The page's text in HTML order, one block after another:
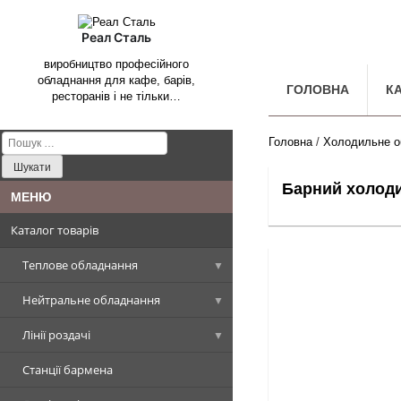
Реал Сталь
виробництво професійного
обладнання для кафе, барів,
ресторанів і не тільки…
Пошук:
Каталог товарів
Теплове обладнання
Котли харчоварильні
Котел харчоварильний
Плити промислові
Плити стандарт
Сковороди промислові
Нейтральне обладнання
Столи, Стіл-ванни, Стіл-тумби
Столи виробничі
Стелажі виробничі
Лінії роздачі
Вітрини холодильні
Станції бармена
ГОЛОВНА
Головна/ Холодильне
Барний